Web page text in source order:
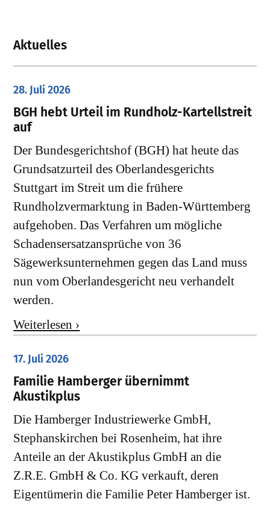
Aktuelles
28. Juli 2026
​BGH hebt Urteil im Rundholz-Kartellstreit
auf
Der Bundesgerichtshof (BGH) hat heute das
Grundsatzurteil des Oberlandesgerichts
Stuttgart im Streit um die frühere
Rundholzvermarktung in Baden-Württemberg
aufgehoben. Das Verfahren um mögliche
Schadensersatzansprüche von 36
Sägewerksunternehmen gegen das Land muss
nun vom Oberlandesgericht neu verhandelt
werden.
Weiterlesen ›
17. Juli 2026
Familie Hamberger übernimmt
Akustikplus
Die Hamberger Industriewerke GmbH,
Stephanskirchen bei Rosenheim, hat ihre
Anteile an der Akustikplus GmbH an die
Z.R.E. GmbH & Co. KG verkauft, deren
Eigentümerin die Familie Peter Hamberger ist.